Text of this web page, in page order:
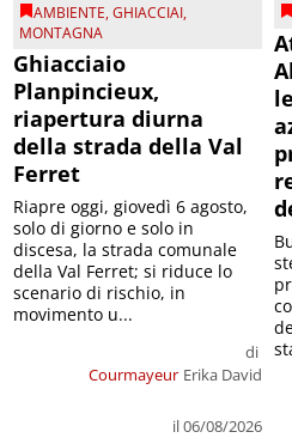
AMBIENTE,GHIACCIAI,
MONTAGNA
Ghiacciaio
Planpincieux,
riapertura diurna
della strada della Val
Ferret
Courmayeur
di
Erika David
il 06/08/2026
Riapre oggi, giovedì 6 agosto,
solo di giorno e solo in
discesa, la strada comunale
della Val Ferret; si riduce lo
scenario di rischio, in
movimento u...